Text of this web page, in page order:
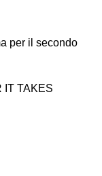
per il secondo